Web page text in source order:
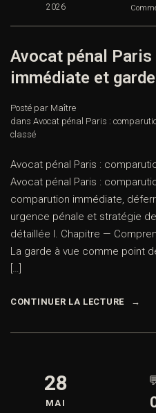
2026
Avocat pénal
immédiate et
Posté par Maître
dans Avocat pénal Paris :
classé
Avocat pénal Paris :
Avocat pénal Paris :
comparution immédiate,
urgence pénale et stratégie
détaillée I. Chapitre —
La garde à vue comme point
[…]
CONTINUER LA LECTURE
28
MAI